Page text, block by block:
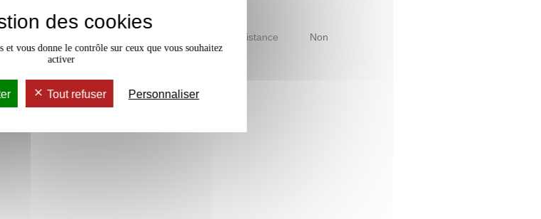
18h
Accessible à distance Non
des cookies
et vous donne le contrôle sur ceux que vous souhaitez
activer
Tout refuser Personnaliser